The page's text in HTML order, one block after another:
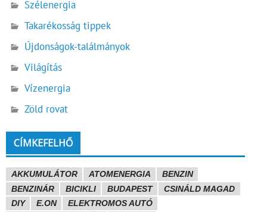
Szélenergia
Takarékosság tippek
Újdonságok-találmányok
Világítás
Vízenergia
Zöld rovat
CÍMKEFELHŐ
AKKUMULÁTOR ATOMENERGIA
BENZIN
BENZINÁR
BICIKLI BUDAPEST
CSINÁLD MAGAD
DIY
E.ON
ELEKTROMOS AUTÓ